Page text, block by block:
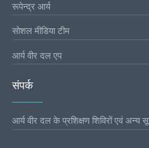
रूपेन्द्र आर्य
सोशल मीडिया टीम
आर्य वीर दल एप
संपर्क
आर्य वीर दल के प्रशिक्षण शिविरों एवं